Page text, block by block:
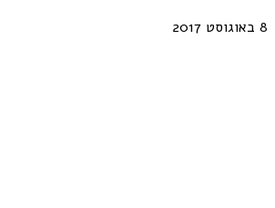
8 באוגוסט 2017